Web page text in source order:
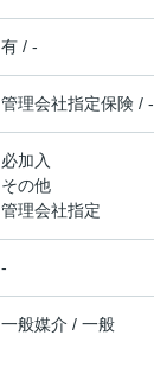
有 / -
管理会社指定保険 / -
必加入
その他
管理会社指定
-
一般媒介 / 一般